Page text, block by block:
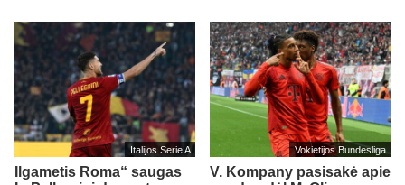
Italijos Serie A
Ilgametis Roma“ saugas
Vokietijos Bundesliga
V. Kompany pasisakė apie